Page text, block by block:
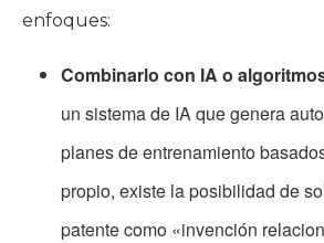
enfoques:
Combinarlo con IA o
un sistema de IA que genera
planes de entrenamiento
propio, existe la posibilidad de
patente como «invención